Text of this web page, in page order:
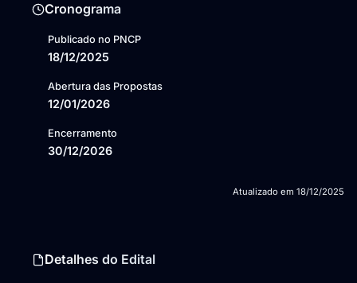
Cronograma
Publicado no PNCP
18/12/2025
Abertura das Propostas
12/01/2026
Encerramento
30/12/2026
Atualizado em 18/12/2025
Detalhes do Edital